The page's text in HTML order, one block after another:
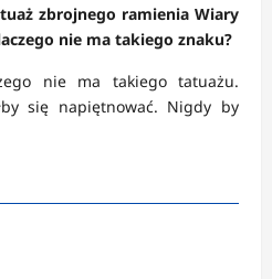
zbrojnego ramienia Wiary
nie ma takiego znaku?
nie ma takiego tatuażu.
się napiętnować. Nigdy by